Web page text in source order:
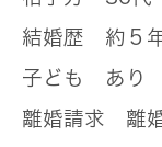
結婚歴 約５
子ども あり
離婚請求 離